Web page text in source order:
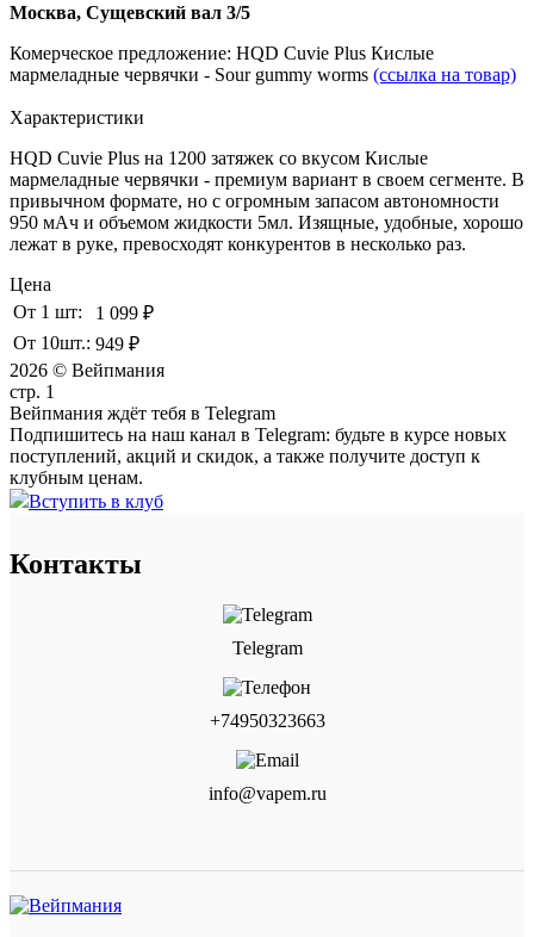
Москва, Сущевский вал 3/5
Комерческое предложение: HQD Cuvie Plus Кислые
мармеладные червячки - Sour gummy worms (ссылка на товар)
Характеристики
HQD Cuvie Plus на 1200 затяжек со вкусом Кислые
мармеладные червячки - премиум вариант в своем сегменте. В
привычном формате, но с огромным запасом автономности
950 мАч и объемом жидкости 5мл. Изящные, удобные, хорошо
лежат в руке, превосходят конкурентов в несколько раз.
Цена
От 1 шт:
1 099 ₽
От 10шт.: 949 ₽
2026 © Вейпмания
стр. 1
Вейпмания ждёт тебя в Telegram
Подпишитесь на наш канал в Telegram: будьте в курсе новых
поступлений, акций и скидок, а также получите доступ к
клубным ценам.
Вступить в клуб
Контакты
Telegram
+74950323663
info@vapem.ru